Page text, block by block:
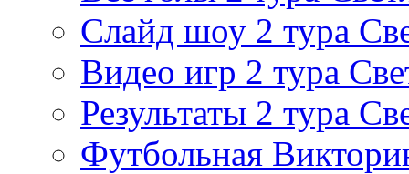
Слайд шоу 2 тура
Видео игр 2 тура
Результаты 2 тура
Футбольная